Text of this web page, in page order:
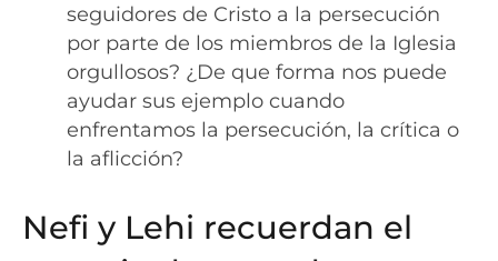
seguidores de Cristo a la persecución
por parte de los miembros de la Iglesia
orgullosos? ¿De que forma nos puede
ayudar sus ejemplo cuando
enfrentamos la persecución, la crítica o
la aflicción?
Nefi y Lehi recuerdan el